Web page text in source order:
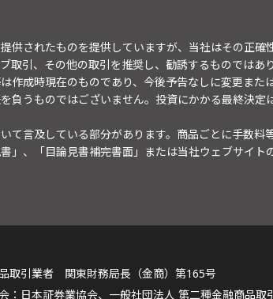
供されたものを提供していますが、当社はその正
引、その他の取引を推奨し、勧誘するものではあ
作成時現在のものであり、今後予告なしに変更また
負うものではございません。投資にかかる最終決
て言及している部分があります。商品ごとに手数料
」、「目論見書補完書面」または当社ウェブサイト
取引業者 関東財務局長（金商）第165号
日本証券業協会、一般社団法人 第二種金融商品取